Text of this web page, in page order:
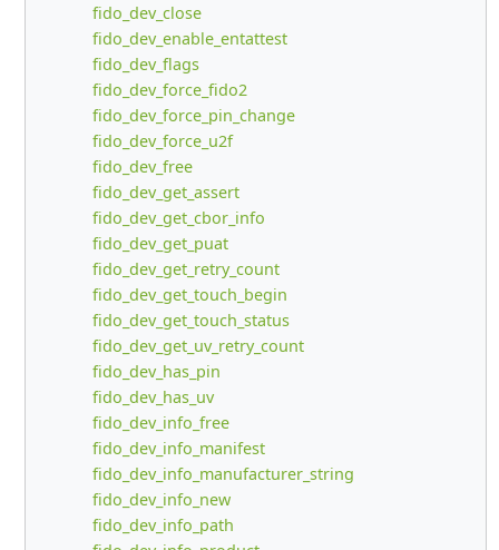
fido_dev_close
fido_dev_enable_entattest
fido_dev_flags
fido_dev_force_fido2
fido_dev_force_pin_change
fido_dev_force_u2f
fido_dev_free
fido_dev_get_assert
fido_dev_get_cbor_info
fido_dev_get_puat
fido_dev_get_retry_count
fido_dev_get_touch_begin
fido_dev_get_touch_status
fido_dev_get_uv_retry_count
fido_dev_has_pin
fido_dev_has_uv
fido_dev_info_free
fido_dev_info_manifest
fido_dev_info_manufacturer_string
fido_dev_info_new
fido_dev_info_path